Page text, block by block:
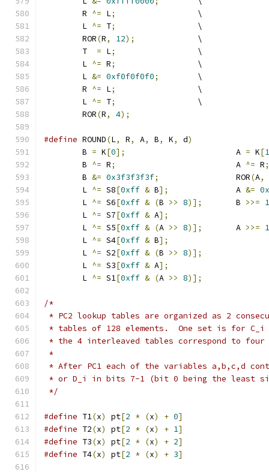
	R
^= L;
			\
	L
^= T;
			\
	ROR
(R, 12);
		\
	T
= L;
			\
	L
^= R;
			\
	L
&= 0xf0f0f0f0;
	\
	R
^= L;
			\
	L
^= T;
			\
	ROR
(R, 4);
#define ROUND(L, R, A, B, K, d)
	B
= K[0];
			A
= K[1
	B
^= R;
				A
^= R;
	B
&= 0x3f3f3f3f;
		ROR
(A,
	L
^= S8[0xff & B];
		A
&=
	L
^= S6[0xff & (B >> 8)];
	B
>>=
	L
^= S7[0xff & A];
	L
^= S5[0xff & (A >> 8)];
	A
>>=
	L
^= S4[0xff & B];
	L
^= S2[0xff & (B >> 8)];
	L
^= S3[0xff & A];
	L
^= S1[0xff & (A >> 8)];
/*
* PC2 lookup tables are organized as 2
* tables of 128 elements.  One set is for
* the 4 interleaved tables correspond to
*
* After PC1 each of the variables a,b,c,d
* or D_i in bits 7-1 (bit 0 being the least
*/
#define T1(x) pt[2 * (x) + 0]
#define T2(x) pt[2 * (x) + 1]
#define T3(x) pt[2 * (x) + 2]
#define T4(x) pt[2 * (x) + 3]